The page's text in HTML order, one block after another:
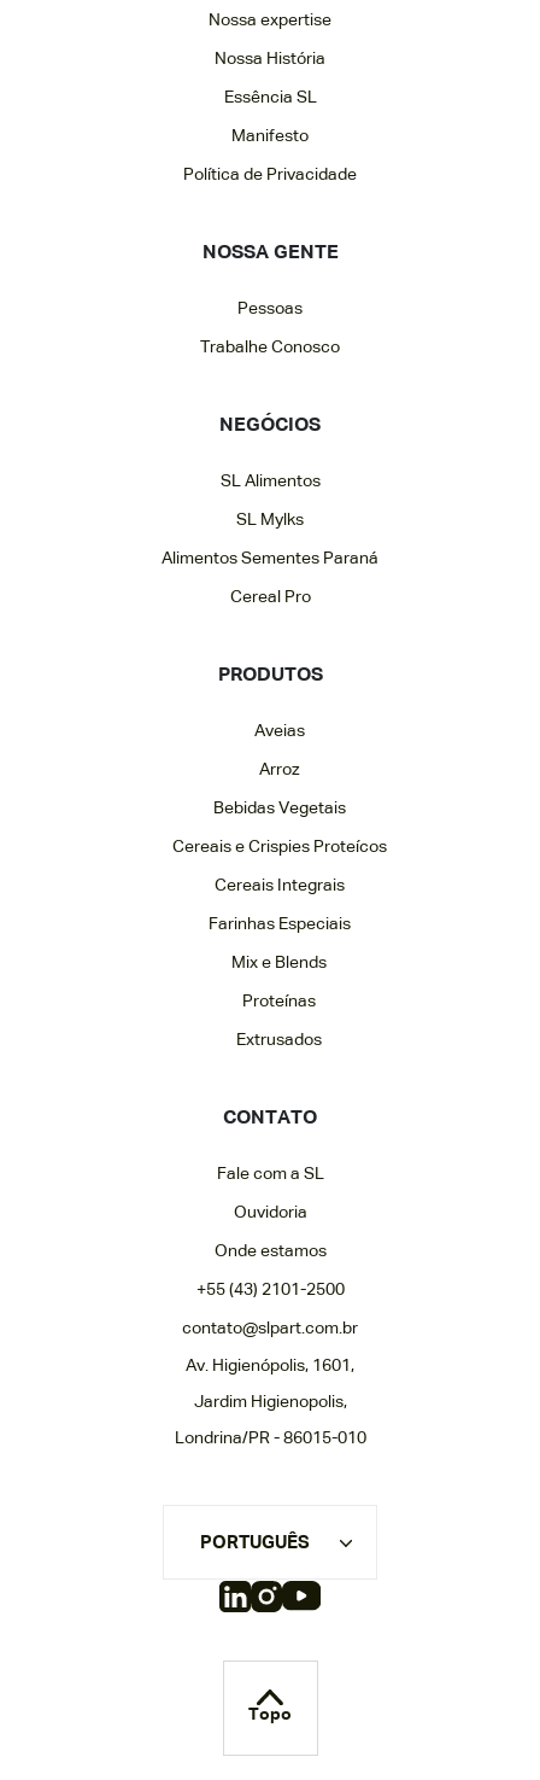
Nossa expertise
Nossa História
Essência SL
Manifesto
Política de Privacidade
NOSSA GENTE
Pessoas
Trabalhe Conosco
NEGÓCIOS
SL Alimentos
SL Mylks
Alimentos Sementes Paraná
Cereal Pro
PRODUTOS
Aveias
Arroz
Bebidas Vegetais
Cereais e Crispies Proteícos
Cereais Integrais
Farinhas Especiais
Mix e Blends
Proteínas
Extrusados
CONTATO
Fale com a SL
Ouvidoria
Onde estamos
+55 (43) 2101-2500
contato@slpart.com.br
Av. Higienópolis, 1601,
Jardim Higienopolis,
Londrina/PR - 86015-010
PORTUGUÊS
Topo